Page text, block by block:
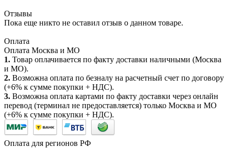
Отзывы
Пока еще никто не оставил отзыв о данном товаре.
Оплата
Оплата Москва и МО
1. Товар оплачивается по факту доставки наличными (Москва
и МО).
2. Возможна оплата по безналу на расчетный счет по договору
(+6% к сумме покупки + НДС).
3. Возможна оплата картами по факту доставки через онлайн
перевод (терминал не предоставляется) только Москва и МО
(+6% к сумме покупки + НДС).
Оплата для регионов РФ